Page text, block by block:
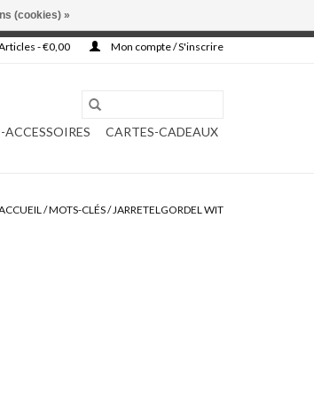
- €0,00 Mon compte / S'inscrire
ACCESSOIRES CARTES-CADEAUX
/MOTS-CLÉS/JARRETELGORDEL WIT
(cookies) »